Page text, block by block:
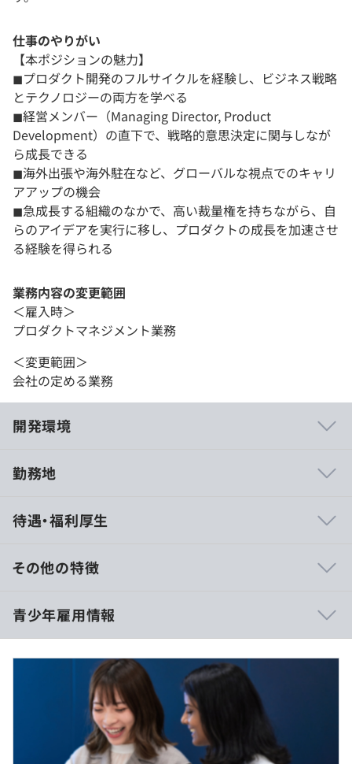
仕事のやりがい
【本ポジションの魅力】
◼︎プロダクト開発のフルサイクルを経験し、ビジネス戦略
とテクノロジーの両方を学べる
◼︎経営メンバー（Managing Director, Product
Development）の直下で、戦略的意思決定に関与しなが
ら成長できる
◼︎海外出張や海外駐在など、グローバルな視点でのキャリ
アアップの機会
◼︎急成長する組織のなかで、高い裁量権を持ちながら、自
らのアイデアを実行に移し、プロダクトの成長を加速させ
る経験を得られる
業務内容の変更範囲
＜雇入時＞
プロダクトマネジメント業務
＜変更範囲＞
会社の定める業務
開発環境
て外部研修やセミナーなどを受講することが可能です。
◼︎社内勉強会の開催
◼︎メンター制度あり
相談のうえ、ご希望のマシンを支給します。
勤務地
待遇・福利厚生
基本給：279,225円～325,755円
固定残業手当：76,405円～89,145円（固定残業時間35時
間）
※35時間超過分の差額は別途支給
深夜残業手当：4,370円～5,100円
その他の特徴
青少年雇用情報
過去３年間の新卒採用者数・離職者数
前年度 採用者数40人 離職者数0人
2年度前 採用者数30人 離職者数0人
3年度前 採用者数20人 離職者数0人